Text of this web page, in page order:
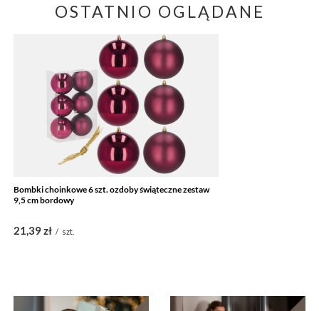
OSTATNIO OGLĄDANE
Bombki choinkowe 6 szt. ozdoby świąteczne zestaw
9,5 cm bordowy
21,39 zł / szt.